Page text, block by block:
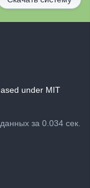
under MIT
за 0.034 сек.